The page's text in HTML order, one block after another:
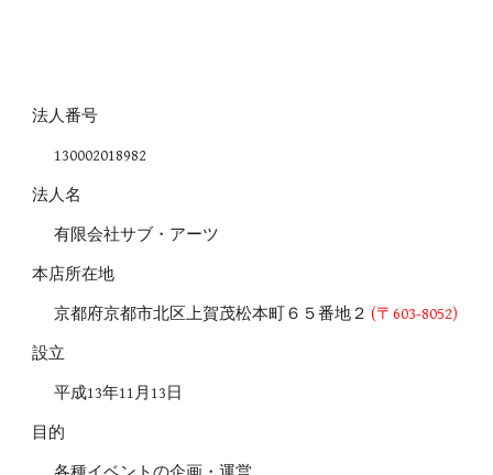
法人番号
130002018982
法人名
有限会社サブ・アーツ
本店所在地
京都府京都市北区上賀茂松本町６５番地２(〒603-8052)
設立
平成13年11月13日
目的